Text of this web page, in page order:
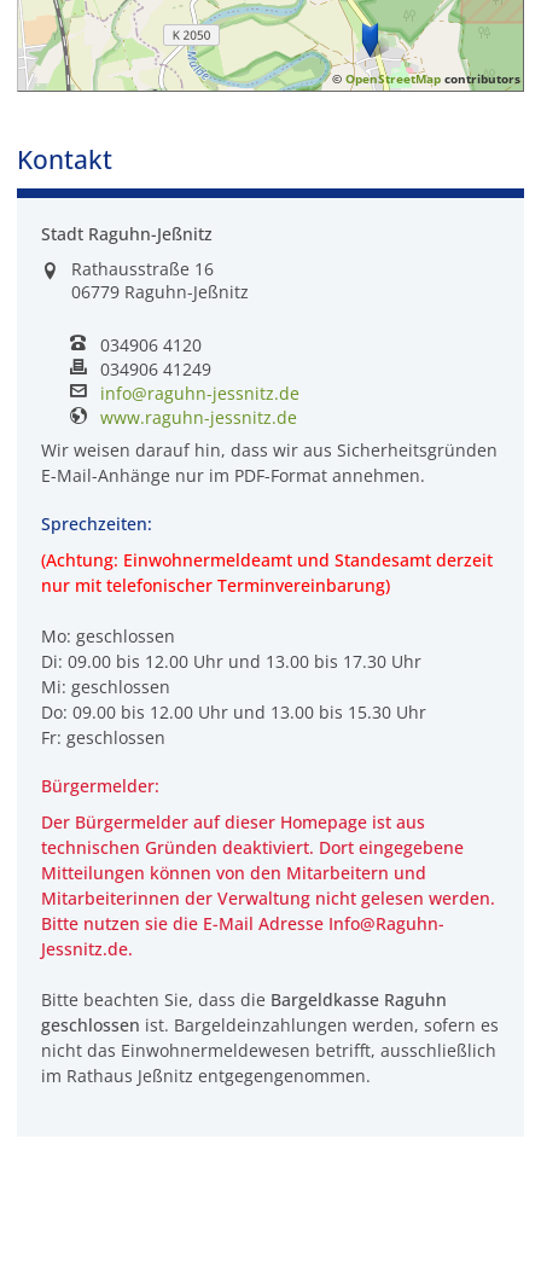
©OpenStreetMap contributors
Kontakt
Stadt Raguhn-Jeßnitz
Rathausstraße 16
06779 Raguhn-Jeßnitz
034906 4120
034906 41249
info@raguhn-jessnitz.de
www.raguhn-jessnitz.de
Wir weisen darauf hin, dass wir aus Sicherheitsgründen
E-Mail-Anhänge nur im PDF-Format annehmen.
Sprechzeiten:
(Achtung: Einwohnermeldeamt und Standesamt derzeit
nur mit telefonischer Terminvereinbarung)
Mo: geschlossen
Di: 09.00 bis 12.00 Uhr und 13.00 bis 17.30 Uhr
Mi: geschlossen
Do: 09.00 bis 12.00 Uhr und 13.00 bis 15.30 Uhr
Fr: geschlossen
Bürgermelder:
Der Bürgermelder auf dieser Homepage ist aus
technischen Gründen deaktiviert. Dort eingegebene
Mitteilungen können von den Mitarbeitern und
Mitarbeiterinnen der Verwaltung nicht gelesen werden.
Bitte nutzen sie die E-Mail Adresse Info@Raguhn-
Jessnitz.de.
Bitte beachten Sie, dass die Bargeldkasse Raguhn
geschlossen ist. Bargeldeinzahlungen werden, sofern es
nicht das Einwohnermeldewesen betrifft, ausschließlich
im Rathaus Jeßnitz entgegengenommen.